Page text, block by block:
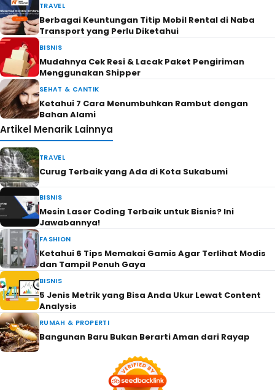
TRAVEL
Berbagai Keuntungan Titip Mobil Rental di Naba
Transport yang Perlu Diketahui
BISNIS
Mudahnya Cek Resi & Lacak Paket Pengiriman
Menggunakan Shipper
SEHAT & CANTIK
Ketahui 7 Cara Menumbuhkan Rambut dengan
Bahan Alami
Artikel Menarik Lainnya
TRAVEL
Curug Terbaik yang Ada di Kota Sukabumi
BISNIS
Mesin Laser Coding Terbaik untuk Bisnis? Ini
Jawabannya!
FASHION
Ketahui 6 Tips Memakai Gamis Agar Terlihat Modis
dan Tampil Penuh Gaya
BISNIS
5 Jenis Metrik yang Bisa Anda Ukur Lewat Content
Analysis
RUMAH & PROPERTI
Bangunan Baru Bukan Berarti Aman dari Rayap